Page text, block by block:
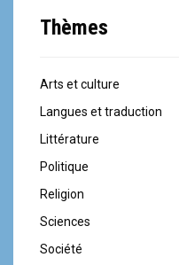
e
Thèmes
Arts et culture
Langues et traduction
Littérature
Politique
Religion
Sciences
Société